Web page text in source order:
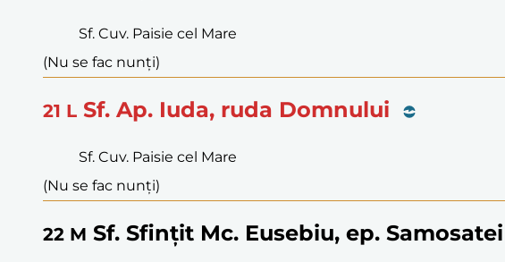
Sf. Cuv. Paisie cel Mare
(Nu se fac nunți)
21 L Sf. Ap. Iuda, ruda Domnului
Sf. Cuv. Paisie cel Mare
(Nu se fac nunți)
22 M Sf. Sfințit Mc. Eusebiu, ep. Samosatei